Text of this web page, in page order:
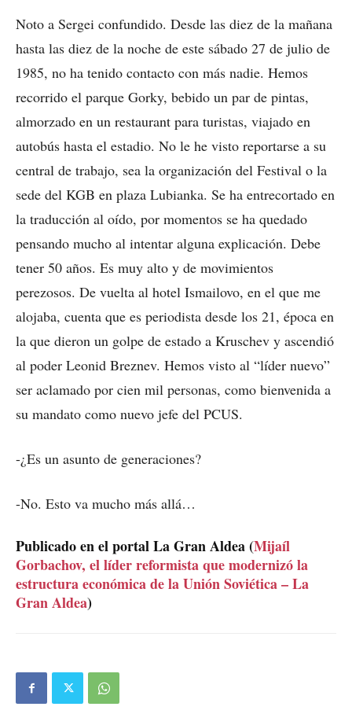
Noto a Sergei confundido. Desde las diez de la mañana
hasta las diez de la noche de este sábado 27 de julio de
1985, no ha tenido contacto con más nadie. Hemos
recorrido el parque Gorky, bebido un par de pintas,
almorzado en un restaurant para turistas, viajado en
autobús hasta el estadio. No le he visto reportarse a su
central de trabajo, sea la organización del Festival o la
sede del KGB en plaza Lubianka. Se ha entrecortado en
la traducción al oído, por momentos se ha quedado
pensando mucho al intentar alguna explicación. Debe
tener 50 años. Es muy alto y de movimientos
perezosos. De vuelta al hotel Ismailovo, en el que me
alojaba, cuenta que es periodista desde los 21, época en
la que dieron un golpe de estado a Kruschev y ascendió
al poder Leonid Breznev. Hemos visto al “líder nuevo”
ser aclamado por cien mil personas, como bienvenida a
su mandato como nuevo jefe del PCUS.
-¿Es un asunto de generaciones?
-No. Esto va mucho más allá…
Publicado en el portal La Gran Aldea (Mijaíl
Gorbachov, el líder reformista que modernizó la
estructura económica de la Unión Soviética – La
Gran Aldea)